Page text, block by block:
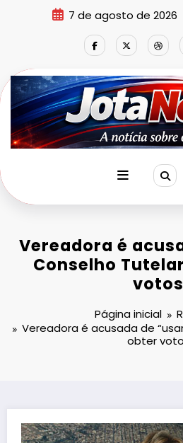
7 de agosto de 2026
Vereadora é
Conselho
votos
Página inicial
Vereadora é acusada de
obter